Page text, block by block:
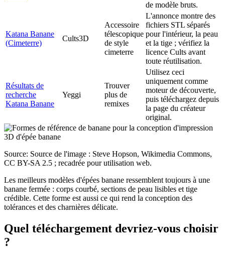
de modèle bruts.
Katana Banane
(Cimeterre)
Cults3D
Accessoire
télescopique
de style
cimeterre
L'annonce montre des
fichiers STL séparés
pour l'intérieur, la peau
et la tige ; vérifiez la
licence Cults avant
toute réutilisation.
Résultats de
recherche
Katana Banane
Yeggi
Trouver
plus de
remixes
Utilisez ceci
uniquement comme
moteur de découverte,
puis téléchargez depuis
la page du créateur
original.
Source: Source de l'image : Steve Hopson, Wikimedia Commons,
CC BY-SA 2.5 ; recadrée pour utilisation web.
Les meilleurs modèles d'épées banane ressemblent toujours à une
banane fermée : corps courbé, sections de peau lisibles et tige
crédible. Cette forme est aussi ce qui rend la conception des
tolérances et des charnières délicate.
Quel téléchargement devriez-vous choisir
?